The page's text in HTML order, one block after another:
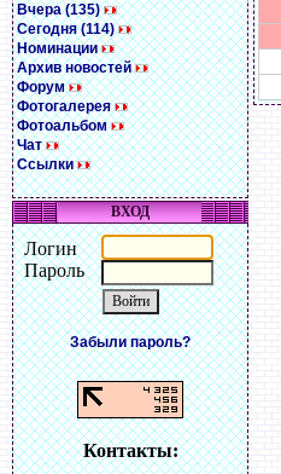
Вчера (135)
Сегодня (114)
Номинации
Архив новостей
Форум
Фотогалерея
Фотоальбом
Чат
Ссылки
ВХОД
Логин
Пароль
Забыли пароль?
Контакты: